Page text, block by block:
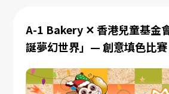
A-1 Bakery ✕ 香港兒童基金
誕夢幻世界」— 創意填色比